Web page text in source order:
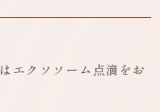
エクソソーム点滴をお